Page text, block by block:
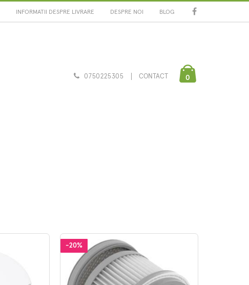
INFORMATII DESPRE LIVRARE DESPRE NOI BLOG
0750225305 CONTACT 0
-20%